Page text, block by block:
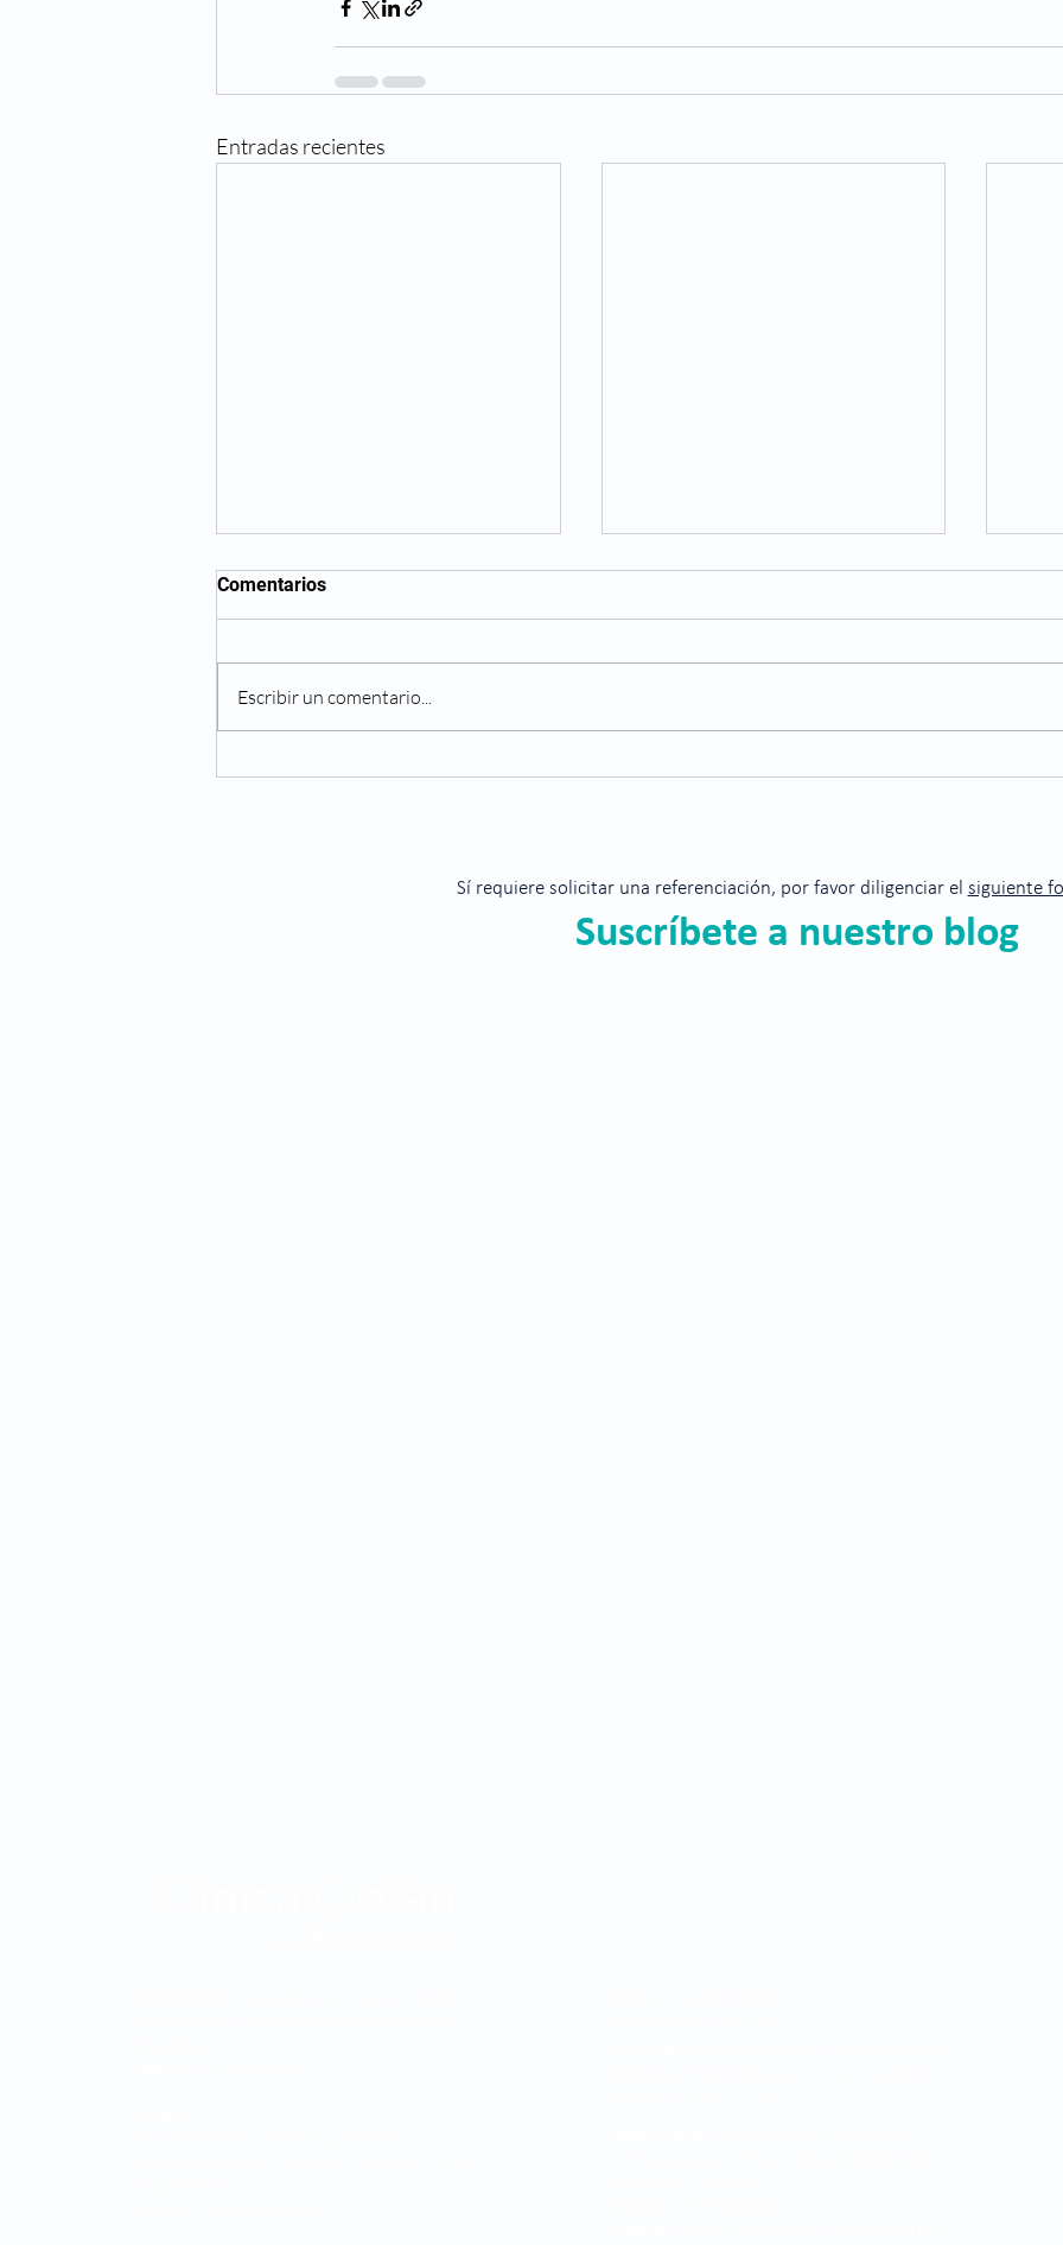
Entradas recientes
Comentarios
Escribir un comentario...
Suscríbete a nuestro blog
Sí requiere solicitar una referenciación, por favor diligenciar el siguiente